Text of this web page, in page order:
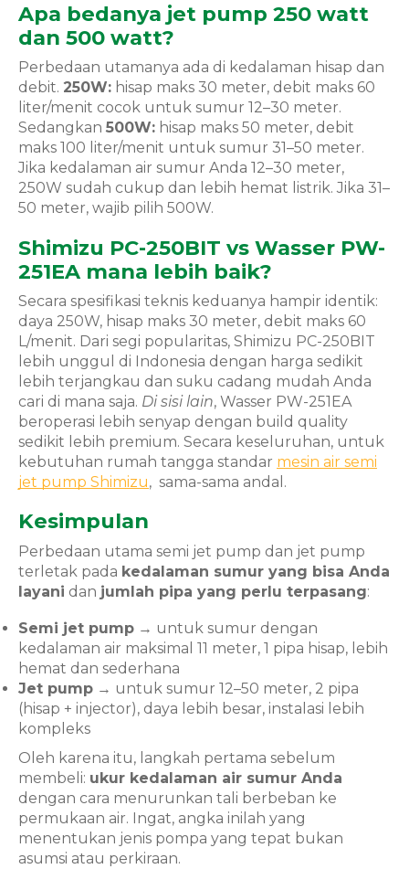
Apa bedanya jet pump 250 watt
dan 500 watt?
Perbedaan utamanya ada di kedalaman hisap dan
debit. 250W: hisap maks 30 meter, debit maks 60
liter/menit cocok untuk sumur 12–30 meter.
Sedangkan 500W: hisap maks 50 meter, debit
maks 100 liter/menit untuk sumur 31–50 meter.
Jika kedalaman air sumur Anda 12–30 meter,
250W sudah cukup dan lebih hemat listrik. Jika 31–
50 meter, wajib pilih 500W.
Shimizu PC-250BIT vs Wasser PW-
251EA mana lebih baik?
Secara spesifikasi teknis keduanya hampir identik:
daya 250W, hisap maks 30 meter, debit maks 60
L/menit. Dari segi popularitas, Shimizu PC-250BIT
lebih unggul di Indonesia dengan harga sedikit
lebih terjangkau dan suku cadang mudah Anda
cari di mana saja. Di sisi lain, Wasser PW-251EA
beroperasi lebih senyap dengan build quality
sedikit lebih premium. Secara keseluruhan, untuk
kebutuhan rumah tangga standar mesin air semi
jet pump Shimizu, sama-sama andal.
Kesimpulan
Perbedaan utama semi jet pump dan jet pump
terletak pada kedalaman sumur yang bisa Anda
layani dan jumlah pipa yang perlu terpasang:
Semi jet pump → untuk sumur dengan
kedalaman air maksimal 11 meter, 1 pipa hisap, lebih
hemat dan sederhana
Jet pump → untuk sumur 12–50 meter, 2 pipa
(hisap + injector), daya lebih besar, instalasi lebih
kompleks
Oleh karena itu, langkah pertama sebelum
membeli: ukur kedalaman air sumur Anda
dengan cara menurunkan tali berbeban ke
permukaan air. Ingat, angka inilah yang
menentukan jenis pompa yang tepat bukan
asumsi atau perkiraan.